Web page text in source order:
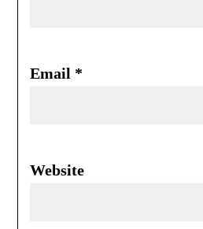
Email *
Website